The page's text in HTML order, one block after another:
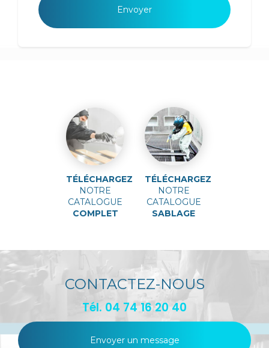
TÉLÉCHARGEZ
NOTRE
CATALOGUE
COMPLET
TÉLÉCHARGEZ
NOTRE
CATALOGUE
SABLAGE
CONTACTEZ-NOUS
Tél. 04 74 16 20 40
Envoyer un message